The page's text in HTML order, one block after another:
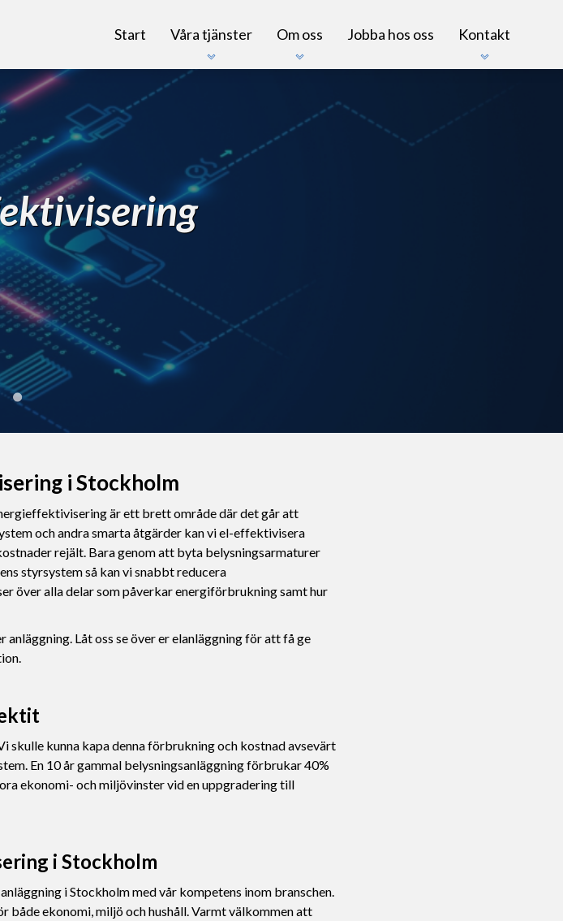
Start Våra tjänster Om oss Jobba hos oss Kontakt
i Stockholm
är ett brett område där det går att
och andra smarta åtgärder kan vi el-effektivisera
rejält. Bara genom att byta belysningsarmaturer
styrsystem så kan vi snabbt reducera
över alla delar som påverkar energiförbrukning samt hur
Låt oss se över er elanläggning för att få ge
skulle kunna kapa denna förbrukning och kostnad avsevärt
En 10 år gammal belysningsanläggning förbrukar 40%
ekonomi- och miljövinster vid en uppgradering till
i Stockholm
i Stockholm med vår kompetens inom branschen.
ekonomi, miljö och hushåll. Varmt välkommen att